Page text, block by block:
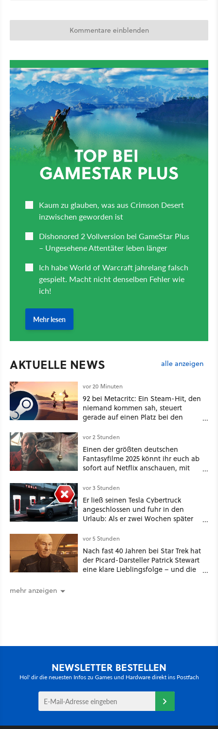
Kommentare einblenden
AKTUELLE NEWS alle anzeigen
vor 20 Minuten
92 bei Metacritc: Ein Steam-Hit, den
niemand kommen sah, steuert
gerade auf einen Platz bei den
vor 2 Stunden
Einen der größten deutschen
Fantasyfilme 2025 könnt ihr euch ab
sofort auf Netflix anschauen, mit
vor 3 Stunden
Er ließ seinen Tesla Cybertruck
angeschlossen und fuhr in den
Urlaub: Als er zwei Wochen später
mehr an [Best of GameStar]
vor 5 Stunden
Nach fast 40 Jahren bei Star Trek hat
der Picard-Darsteller Patrick Stewart
eine klare Lieblingsfolge – und die
mehr anzeigen
NEWSLETTER BESTELLEN
Hol' dir die neuesten Infos zu Games und Hardware direkt ins Postfach